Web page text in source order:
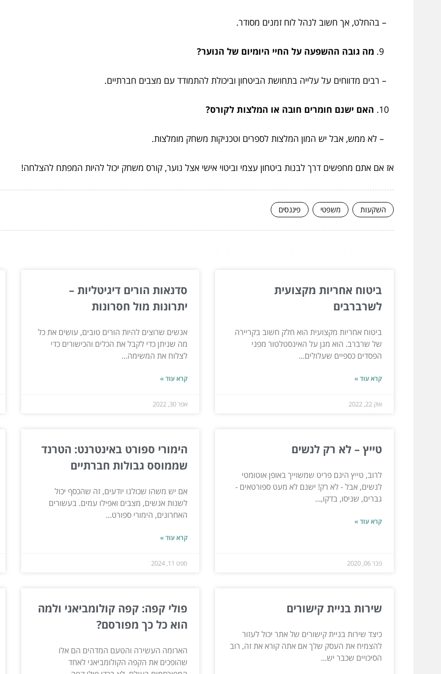
– בהחלט, אך חשוב לנהל לוח זמנים מסודר.
מה גובה ההשפעה על החיי היומיום של הנוער?
– רבים מדווחים על עלייה בתחושת הביטחון וביכולת להתמודד עם מצבים חברתיים.
האם ישנם חומרים חובה או המלצות לקורס?
– לא ממש, אבל יש המון המלצות לספרים וטכניקות משחק מומלצות.
אז אם אתם מחפשים דרך לבנות ביטחון עצמי וביטוי אישי אצל נוער, קורס משחק יכול להיות המפתח להצלחה!
השקעות משפטי פיננסים
ביטוח אחריות מקצועית
לשרברבים
ביטוח אחריות מקצועית הוא חלק חשוב בקריירה
של שרברב. הוא מגן על האינסטלטור מפני
הפסדים כספיים שעלולים...
קרא עוד »
אוק 22, 2022
סדנאות הורים דיגיטליות –
יתרונות מול חסרונות
אנשים שרוצים להיות הורים טובים, עושים את כל
מה שניתן כדי לקבל את הכלים והכישורים כדי
לצלוח את המשימה...
קרא עוד »
אפר 30, 2022
טייץ – לא רק לנשים
לרוב, טייץ הינם פריט שמשוייך באופן אוטומטי
לנשים, אבל - לא רק! ישנם לא מעט ספורטאים -
גברים, שניסו, בדקו,...
קרא עוד »
פבר 06, 2020
הימורי ספורט באינטרנט: הטרנד
שממוסס גבולות חברתיים
אם יש משהו שכולנו יודעים, זה שהכסף יכול
לשנות אנשים, מצבים ואפילו עמים. בעשורים
האחרונים, הימורי ספורט...
קרא עוד »
ספט 11, 2024
שירות בניית קישורים
כיצד שירות בניית קישורים של אתר יכול לעזור
להצמיח את העסק שלך אם אתה קורא את זה, רוב
הסיכויים שכבר יש...
פולי קפה: קפה קולומביאני ולמה
הוא כל כך מפורסם?
הארומה העשירה והטעם המדהים הם אלו
שהופכים את הקפה הקולומביאני לאחד